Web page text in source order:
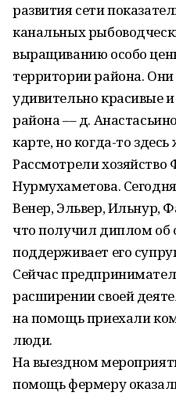
развития сети
канальных
выращиванию особо
территории района.
удивительно красивые
района –– д.
карте, но когда-то
Рассмотрели
Нурмухаметова.
Венер, Эльвер, Ильнур,
что получил диплом об
поддерживает его
Сейчас
расширении своей
на помощь приехали
люди.
На выездном
помощь фермеру